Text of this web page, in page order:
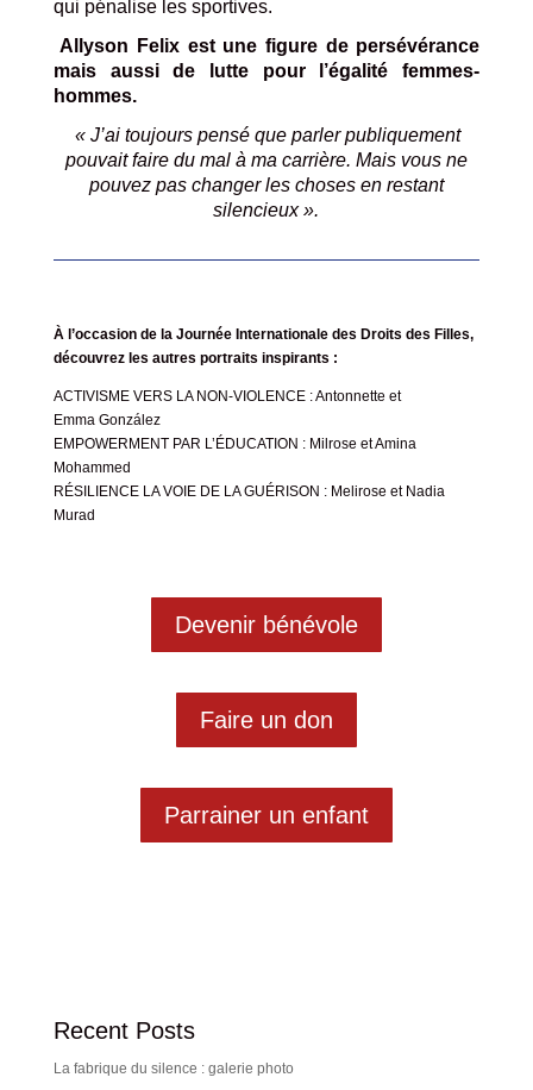
qui pénalise les sportives.
Allyson Felix est une figure de persévérance
mais aussi de lutte pour l’égalité femmes-
hommes.
« J’ai toujours pensé que parler publiquement
pouvait faire du mal à ma carrière. Mais vous ne
pouvez pas changerles choses en restant
silencieux ».
À l’occasion de la Journée Internationale des Droits des Filles,
découvrez les autres portraits inspirants :
ACTIVISME VERS LA NON-VIOLENCE : Antonnette et
Emma González
EMPOWERMENT PAR L’ÉDUCATION : Milrose et Amina
Mohammed
RÉSILIENCE LA VOIE DE LA GUÉRISON : Melirose et Nadia
Murad
Devenir bénévole
Faire un don
Parrainer un enfant
Recent Posts
La fabrique du silence : galerie photo